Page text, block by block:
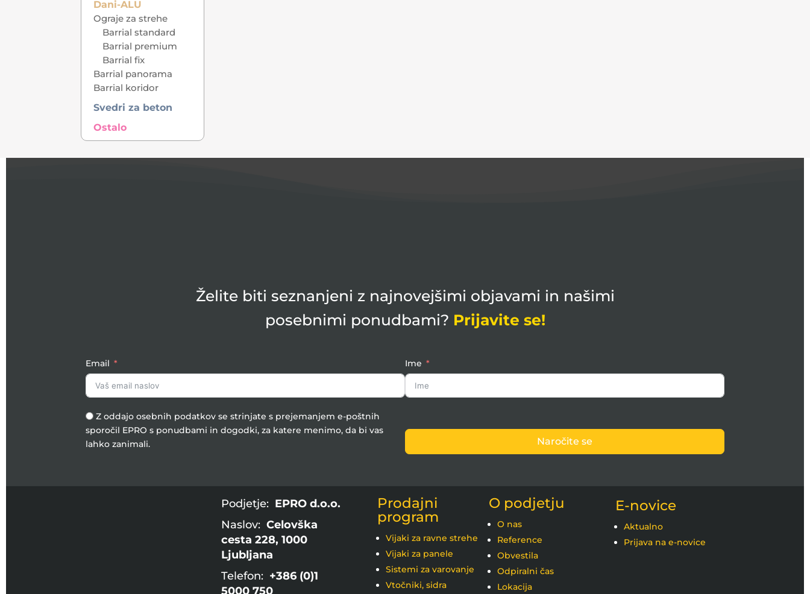
Dani-ALU
Ograje za strehe
Barrial standard
Barrial premium
Barrial fix
Barrial panorama
Barrial koridor
Svedri za beton
Ostalo
Želite biti seznanjeni z najnovejšimi objavami in našimi
posebnimi ponudbami? Prijavite se!
Email Ime
Z oddajo osebnih podatkov se strinjate s prejemanjem e-poštnih
sporočil EPRO s ponudbami in dogodki, za katere menimo, da bi vas
lahko zanimali.
Naročite se
Podjetje: EPRO d.o.o.
Naslov:Celovška
cesta 228, 1000
Ljubljana
Telefon: +386 (0)1
5000 750
Prodajni
program
Vijaki za ravne strehe
Vijaki za panele
Sistemi za varovanje
Vtočniki, sidra
O podjetju
O nas
Reference
Obvestila
Odpiralni čas
Lokacija
E-novice
Aktualno
Prijava na e-novice